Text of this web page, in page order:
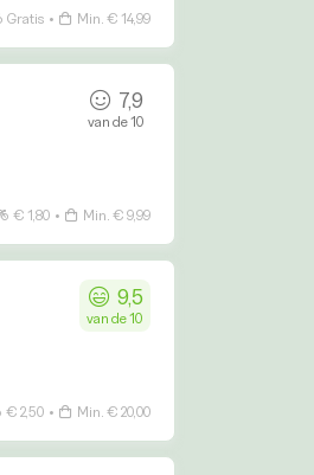
Gratis • Min. € 14,99
7,9
van de 10
€ 1,80 • Min. € 9,99
9,5
van de 10
€ 2,50 • Min. € 20,00